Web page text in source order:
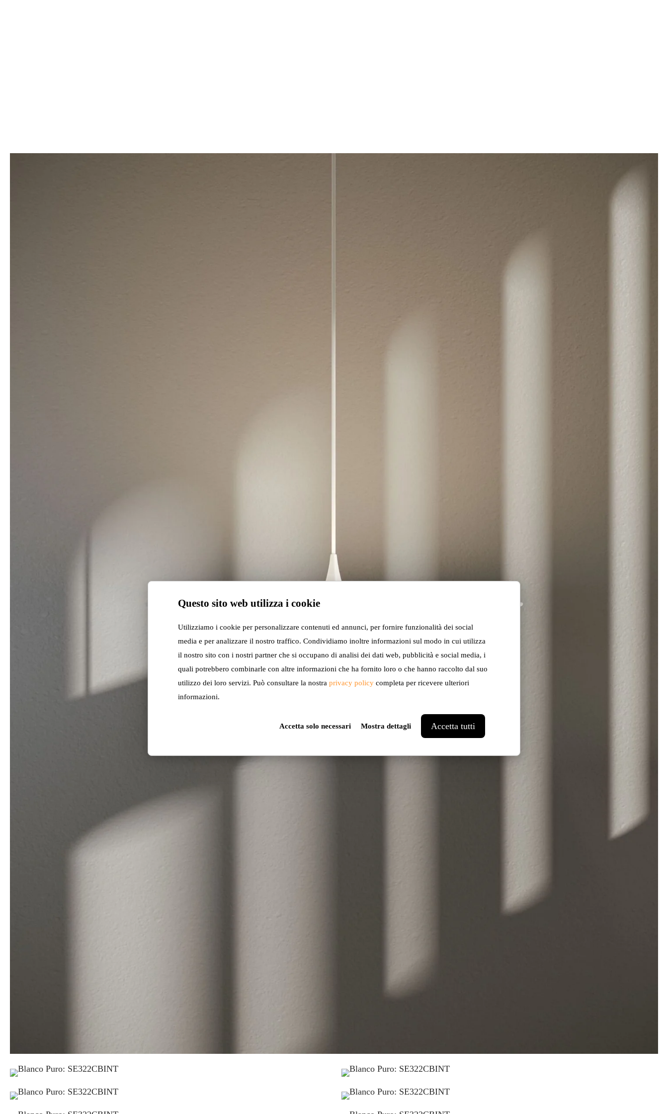
Questo sito web utilizza i cookie
Utilizziamo i cookie per personalizzare contenuti ed annunci, per fornire funzionalità dei social
media e per analizzare il nostro traffico. Condividiamo inoltre informazioni sul modo in cui utilizza
il nostro sito con i nostri partner che si occupano di analisi dei dati web, pubblicità e social media, i
quali potrebbero combinarle con altre informazioni che ha fornito loro o che hanno raccolto dal suo
utilizzo dei loro servizi. Può consultare la nostra privacy policy completa per ricevere ulteriori
informazioni.
Accetta solo necessari Mostra dettagli Accetta tutti